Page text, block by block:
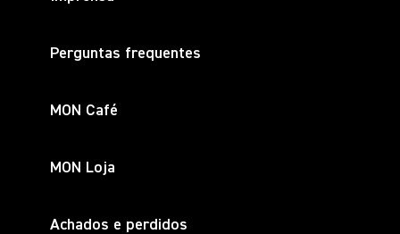
Perguntas frequentes
MON Café
MON Loja
Achados e perdidos